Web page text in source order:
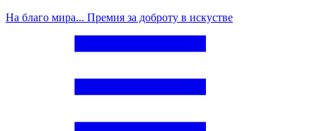
На благо мира... Премия за доброту в искустве